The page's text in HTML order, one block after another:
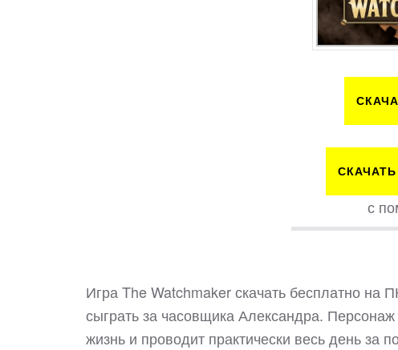
с
Игра The Watchmaker скачать бесплатно на
сыграть за часовщика Александра.
жизнь и проводит практически весь день за